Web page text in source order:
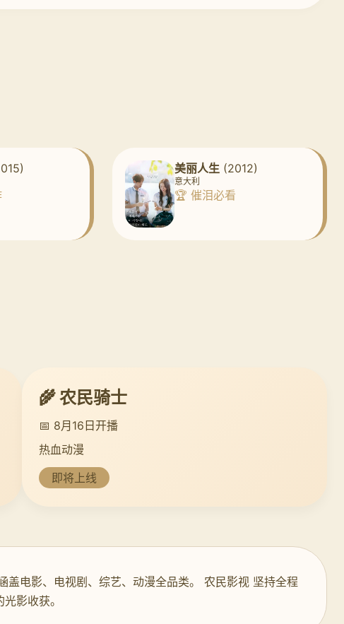
美丽人生(2012)
意大利
🏆 催泪必看
🌾 农民骑士
📅 8月16日开播
热血动漫
即将上线
盖电影、电视剧、综艺、动漫全品类。 农民影视 坚持全程
影收获。